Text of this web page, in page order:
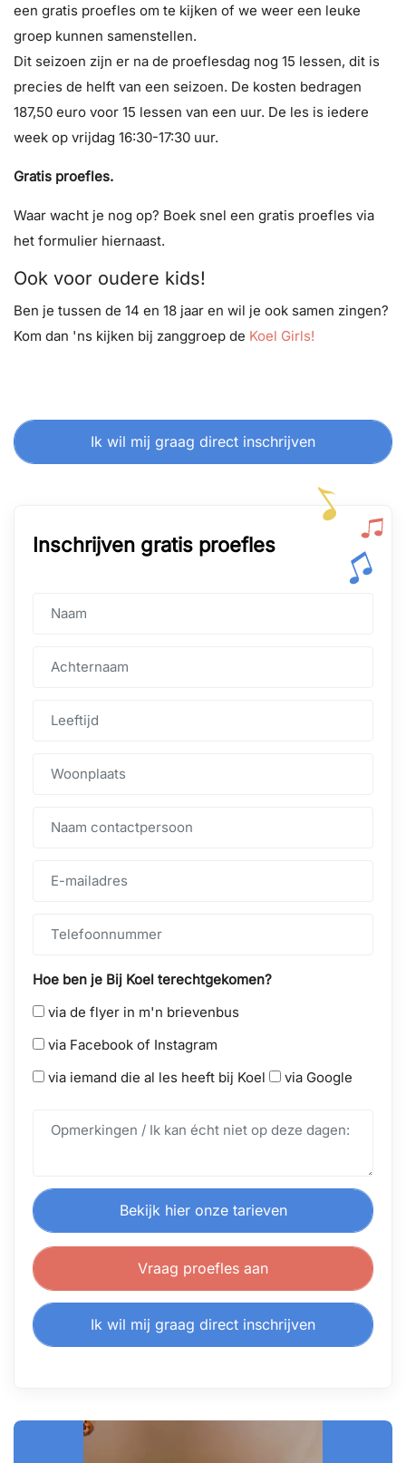
een gratis proefles om te kijken of we weer een leuke
groep kunnen samenstellen.
Dit seizoen zijn er na de proeflesdag nog 15 lessen, dit is
precies de helft van een seizoen. De kosten bedragen
187,50 euro voor 15 lessen van een uur. De les is iedere
week op vrijdag 16:30-17:30 uur.
Gratis proefles.
Waar wacht je nog op? Boek snel een gratis proefles via
het formulier hiernaast.
Ook voor oudere kids!
Ben je tussen de 14 en 18 jaar en wil je ook samen zingen?
Kom dan 'ns kijken bij zanggroep de Koel Girls!
Ik wil mij graag direct inschrijven
Inschrijven gratis proefles
Hoe ben je Bij Koel terechtgekomen?
via de flyer in m'n brievenbus
via Facebook of Instagram
via iemand die al les heeft bij Koel
via Google
Bekijk hier onze tarieven
Vraag proefles aan
Ik wil mij graag direct inschrijven